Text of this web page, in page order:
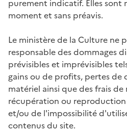
purement indicatif. Elles sont
moment et sans préavis.
Le ministère de la Culture ne
responsable des dommages
prévisibles et imprévisibles
gains ou de profits, pertes de
matériel ainsi que des frais
récupération ou
et/ou de l'impossibilité
contenus du site.